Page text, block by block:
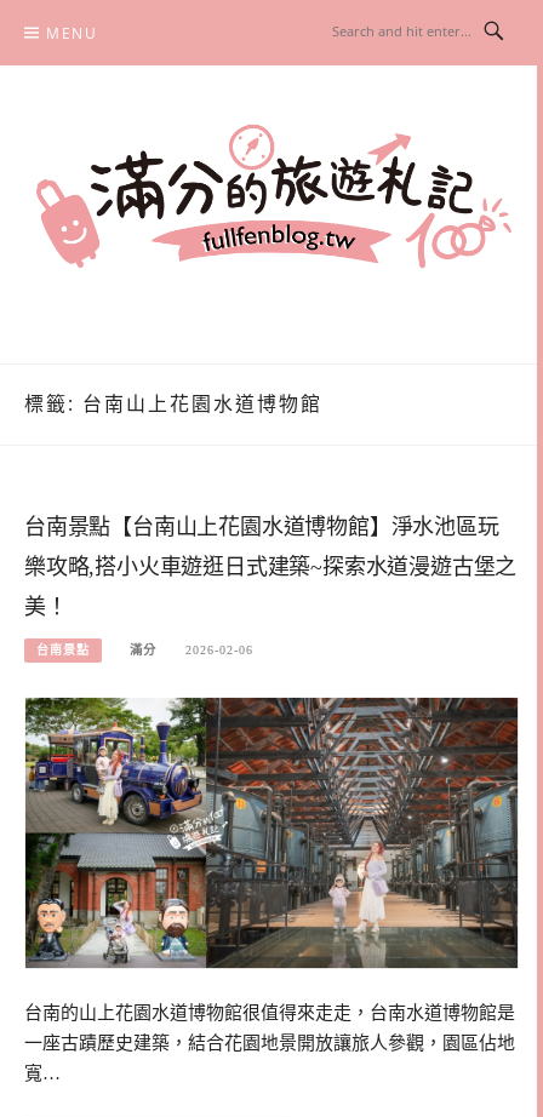
content
MENU
標籤: 台南山上花園水道博物館
台南景點【台南山上花園水道博物館】淨水池區玩
樂攻略,搭小火車遊逛日式建築~探索水道漫遊古堡之
美！
台南景點 滿分 2026-02-06
台南的山上花園水道博物館很值得來走走，台南水道博物館是
一座古蹟歷史建築，結合花園地景開放讓旅人參觀，園區佔地
寬…